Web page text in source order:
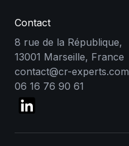
Contact
8 rue de la République,
13001 Marseille, France
contact@cr-experts.com
06 16 76 90 61